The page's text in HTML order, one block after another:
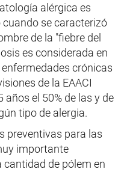
alérgica es
se caracterizó
de la "fiebre del
es considerada en
crónicas
de la EAACI
el 50% de las y de
tipo de alergia.
preventivas para las
importante
de pólem en